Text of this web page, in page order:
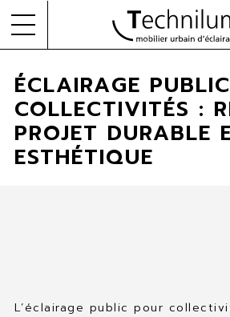
content
RÉALISATIONS
ENTREPRISE
ÉCLAIRAGE
COLLECTIVITÉS :
PROJET DURABLE
ESTHÉTIQUE
L’éclairage public pour